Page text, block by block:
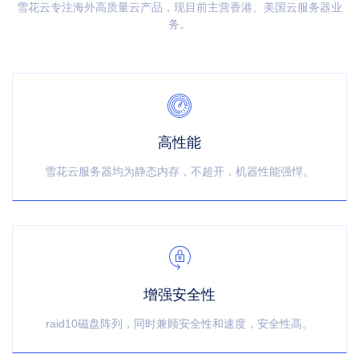
雪花云专注海外高质量云产品，现目前主营香港、美国云服务器业
务。
高性能
雪花云服务器均为静态内存，不超开，机器性能强悍。
增强安全性
raid10磁盘阵列，同时兼顾安全性和速度，安全性高。